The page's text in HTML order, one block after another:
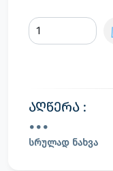
აღწერა :
სრულად ნახვა